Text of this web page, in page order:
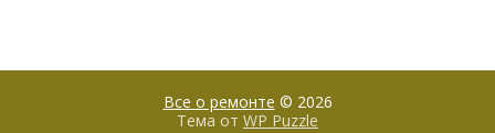
Все о ремонте © 2026
Тема от WP Puzzle